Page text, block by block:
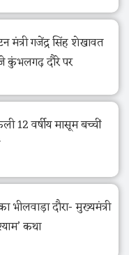
मंत्री गजेंद्र सिंह शेखावत
कुंभलगढ़ दौरे पर
12 वर्षीय मासूम बच्चीं
भीलवाड़ा दौरा- मुख्यमंत्री
कथा